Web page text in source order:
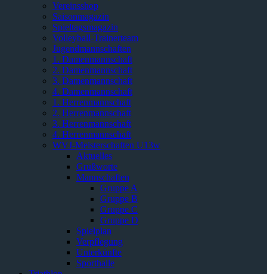
Vereinsshop
Saisonmagazin
Spieltagsmagazin
Volleyball-Trainerteam
Jugendmannschaften
1. Damenmannschaft
2. Damenmannschaft
3. Damenmannschaft
4. Damenmannschaft
1. Herrenmannschaft
2. Herrenmannschaft
3. Herrenmannschaft
4. Herrenmannschaft
WVJ-Meisterschaften U13w
Aktuelles
Grußworte
Mannschaften
Gruppe A
Gruppe B
Gruppe C
Gruppe D
Spielplan
Verpflegung
Unterkünfte
Sporthalle